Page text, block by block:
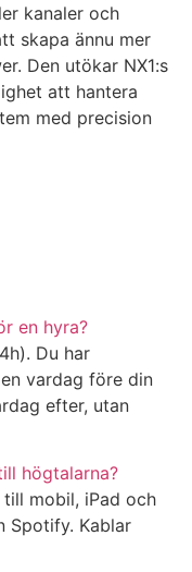
kanaler och
skapa ännu mer
Den utökar NX1:s
att hantera
med precision
en hyra?
Du har
vardag före din
efter, utan
högtalarna?
mobil, iPad och
Spotify. Kablar